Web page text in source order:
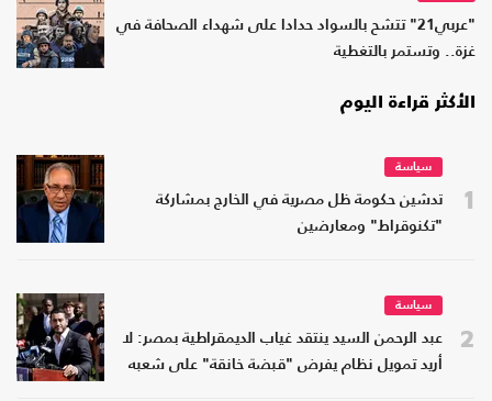
"عربي21" تتشح بالسواد حدادا على شهداء الصحافة في
غزة.. وتستمر بالتغطية
الأكثر قراءة اليوم
1
سياسة
تدشين حكومة ظل مصرية في الخارج بمشاركة
"تكنوقراط" ومعارضين
2
سياسة
عبد الرحمن السيد ينتقد غياب الديمقراطية بمصر: لا
أريد تمويل نظام يفرض "قبضة خانقة" على شعبه